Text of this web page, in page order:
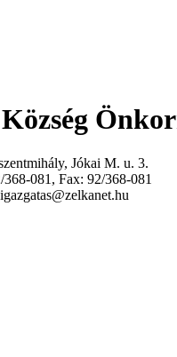
Jókai M. u. 3.
081, Fax: 92/368-081